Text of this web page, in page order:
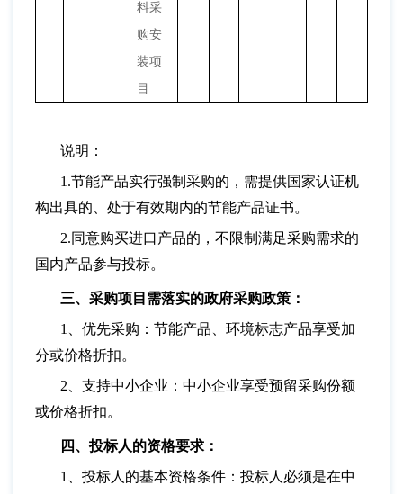
料采
购安
装项
目
说明：
1.节能产品实行强制采购的，需提供国家认证机
构出具的、处于有效期内的节能产品证书。
2.同意购买进口产品的，不限制满足采购需求的
国内产品参与投标。
三、采购项目需落实的政府采购政策：
1、优先采购：节能产品、环境标志产品享受加
分或价格折扣。
2、支持中小企业：中小企业享受预留采购份额
或价格折扣。
四、投标人的资格要求：
1、投标人的基本资格条件：投标人必须是在中